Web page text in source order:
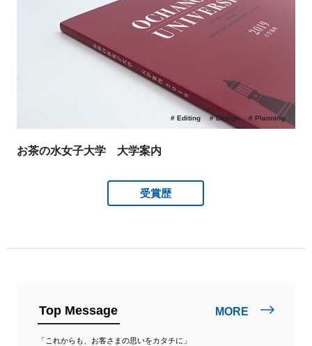
Editing Design Planning
お茶の水女子大学 大学案内
受賞歴
Top Message
「これからも、お客さまの思いをカタチに」
MORE